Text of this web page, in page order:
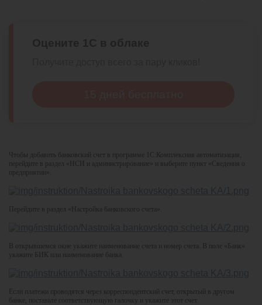
Чтобы добавить банковский счет в программе 1С:Комплексная автоматизация,
перейдите в раздел «НСИ и администрирование» и выберите пункт «Сведения о
предприятии».
Перейдите в раздел «Настройка банковского счета».
В открывшемся окне укажите наименование счета и номер счета. В поле «Банк»
укажите БИК или наименование банка.
Если платежи проводятся через корреспондентский счет, открытый в другом
банке, поставьте соответствующую галочку и укажите этот счет.